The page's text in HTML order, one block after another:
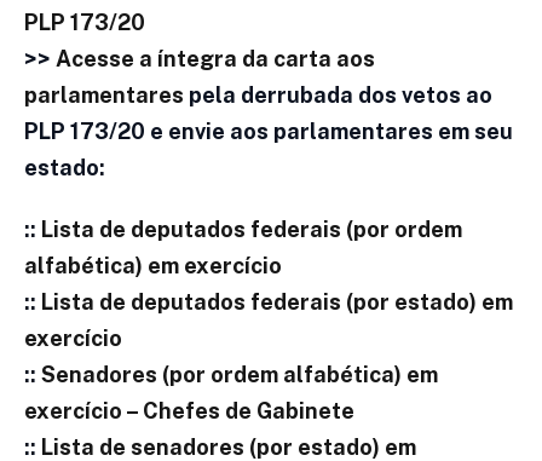
PLP 173/20
>> Acesse a íntegra da carta aos
parlamentares pela derrubada dos vetos ao
PLP 173/20 e envie aos parlamentares em seu
estado:
:: Lista de deputados federais (por ordem
alfabética) em exercício
:: Lista de deputados federais (por estado) em
exercício
:: Senadores (por ordem alfabética) em
exercício – Chefes de Gabinete
:: Lista de senadores (por estado) em